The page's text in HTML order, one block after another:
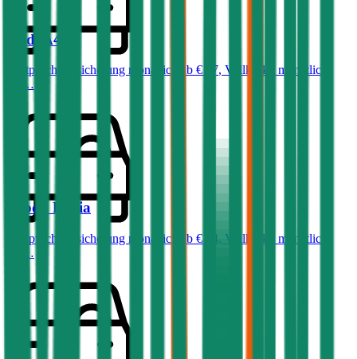
Audi A4
Haftpflichtversicherung monatlich ab € 87, Vollkasko monatlich
ab …
Skoda Fabia
Haftpflichtversicherung monatlich ab € 34, Vollkasko monatlich
ab …